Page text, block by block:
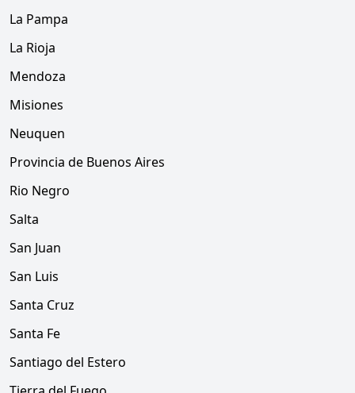
La Pampa
La Rioja
Mendoza
Misiones
Neuquen
Provincia de Buenos Aires
Rio Negro
Salta
San Juan
San Luis
Santa Cruz
Santa Fe
Santiago del Estero